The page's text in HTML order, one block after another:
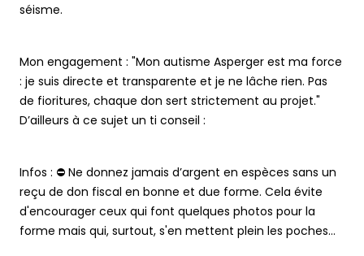
séisme.
Mon engagement : "Mon autisme Asperger est ma force
: je suis directe et transparente et je ne lâche rien. Pas
de fioritures, chaque don sert strictement au projet."
D’ailleurs à ce sujet un ti conseil :
Infos : ⛔️ Ne donnez jamais d’argent en espèces sans un
reçu de don fiscal en bonne et due forme. Cela évite
d'encourager ceux qui font quelques photos pour la
forme mais qui, surtout, s'en mettent plein les poches…